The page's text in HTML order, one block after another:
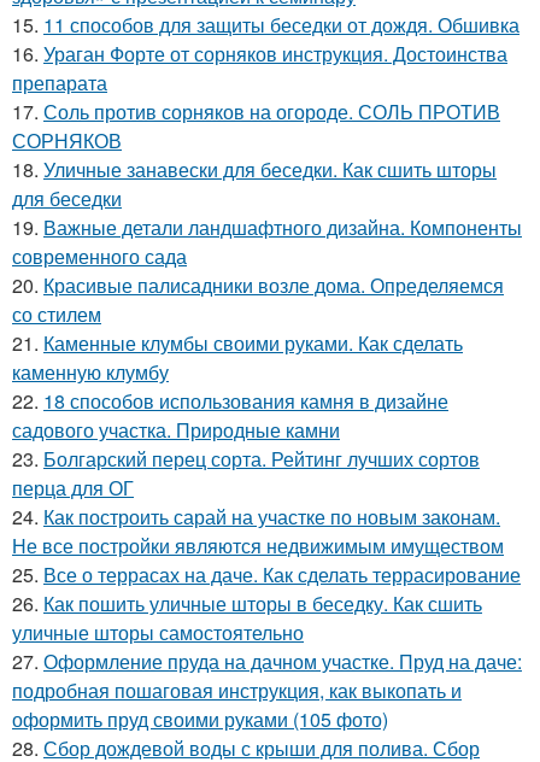
15. 11 способов для защиты беседки от дождя. Обшивка
16. Ураган Форте от сорняков инструкция. Достоинства
препарата
17. Соль против сорняков на огороде. СОЛЬ ПРОТИВ
СОРНЯКОВ
18. Уличные занавески для беседки. Как сшить шторы
для беседки
19. Важные детали ландшафтного дизайна. Компоненты
современного сада
20. Красивые палисадники возле дома. Определяемся
со стилем
21. Каменные клумбы своими руками. Как сделать
каменную клумбу
22. 18 способов использования камня в дизайне
садового участка. Природные камни
23. Болгарский перец сорта. Рейтинг лучших сортов
перца для ОГ
24. Как построить сарай на участке по новым законам.
Не все постройки являются недвижимым имуществом
25. Все о террасах на даче. Как сделать террасирование
26. Как пошить уличные шторы в беседку. Как сшить
уличные шторы самостоятельно
27. Оформление пруда на дачном участке. Пруд на даче:
подробная пошаговая инструкция, как выкопать и
оформить пруд своими руками (105 фото)
28. Сбор дождевой воды с крыши для полива. Сбор